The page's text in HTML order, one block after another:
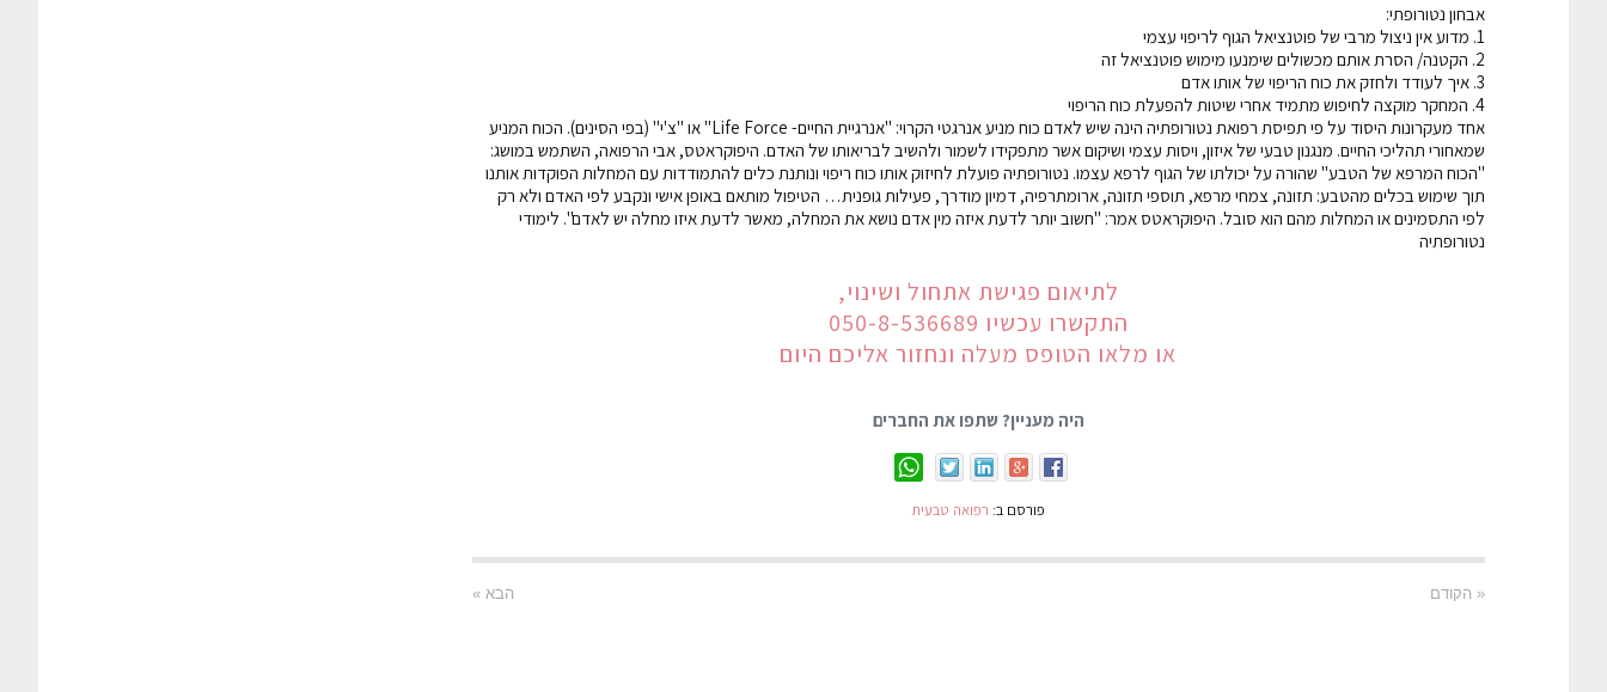
אבחון נטורופתי:
1. מדוע אין ניצול מרבי של פוטנציאל הגוף לריפוי עצמי
2. הקטנה/ הסרת אותם מכשולים שימנעו מימוש פוטנציאל זה
3. איך לעודד ולחזק את כוח הריפוי של אותו אדם
4. המחקר מוקצה לחיפוש מתמיד אחרי שיטות להפעלת כוח הריפוי
אחד מעקרונות היסוד על פי תפיסת רפואת נטורופתיה הינה שיש לאדם כוח מניע אנרגטי הקרוי: "אנרגיית החיים- Life Force" או "צ'י" (בפי הסינים). הכוח המניע
שמאחורי תהליכי החיים. מנגנון טבעי של איזון, ויסות עצמי ושיקום אשר מתפקידו לשמור ולהשיב לבריאותו של האדם. היפוקראטס, אבי הרפואה, השתמש במושג:
"הכוח המרפא של הטבע" שהורה על יכולתו של הגוף לרפא עצמו. נטורופתיה פועלת לחיזוק אותו כוח ריפוי ונותנת כלים להתמודדות עם המחלות הפוקדות אותנו
תוך שימוש בכלים מהטבע: תזונה, צמחי מרפא, תוספי תזונה, ארומתרפיה, דמיון מודרך, פעילות גופנית… הטיפול מותאם באופן אישי ונקבע לפי האדם ולא רק
לפי התסמינים או המחלות מהם הוא סובל. היפוקראטס אמר: "חשוב יותר לדעת איזה מין אדם נושא את המחלה, מאשר לדעת איזו מחלה יש לאדם". לימודי
נטורופתיה
לתיאום פגישת אתחול ושינוי,
התקשרו עכשיו 050-8-536689
או מלאו הטופס מעלה ונחזור אליכם היום
היה מעניין? שתפו את החברים
פורסם ב: רפואה טבעית
« הקודם הבא »